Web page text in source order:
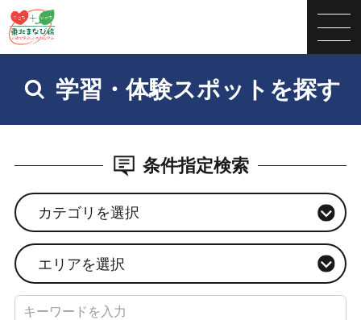
学習・体験スポットを探す
条件指定検索
カテゴリを選択
エリアを選択